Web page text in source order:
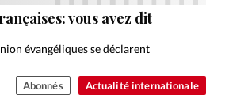
Actualité internationale
vous avez dit
évangéliques se déclarent
Abonnés